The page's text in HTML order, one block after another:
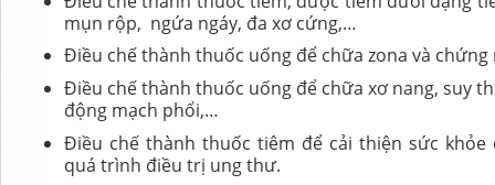
mụn rộp, ngứa ngáy, đa xơ cứng,…
Điều chế thành thuốc uống để chữa zona và chứng
Điều chế thành thuốc uống để chữa xơ nang, suy
động mạch phổi,…
Điều chế thành thuốc tiêm để cải thiện sức
quá trình điều trị ung thư.